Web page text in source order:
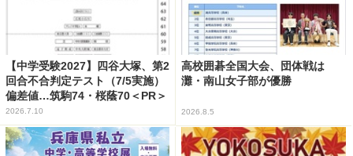
【中学受験2027】四谷大塚、第2
回合不合判定テスト（7/5実施）
偏差値…筑駒74・桜蔭70＜PR＞
2026.7.10
高校囲碁全国大会、団体戦は
灘・南山女子部が優勝
2026.8.5